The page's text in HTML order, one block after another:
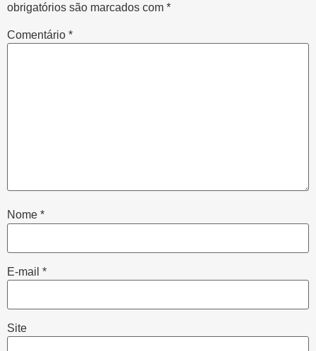
obrigatórios são marcados com *
Comentário *
Nome *
E-mail *
Site